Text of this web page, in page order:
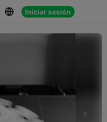
 Iniciar sesión
 